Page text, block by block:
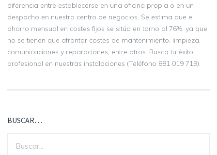
diferencia entre establecerse en una oficina propia o en un
despacho en nuestro centro de negocios. Se estima que el
ahorro mensual en costes fijos se sitúa en torno al 76%, ya que
no se tienen que afrontar costes de mantenimiento, limpieza,
comunicaciones y reparaciones, entre otros. Busca tu éxito
profesional en nuestras instalaciones (Teléfono 881 019 719).
BUSCAR…